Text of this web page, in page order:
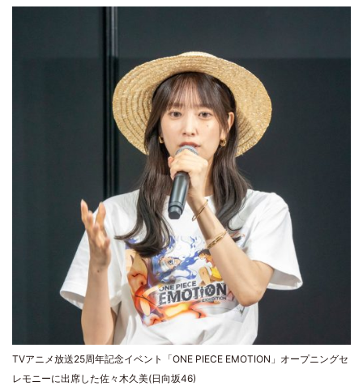
TVアニメ放送25周年記念イベント「ONE PIECE EMOTION」オープニングセ
レモニーに出席した佐々木久美(日向坂46)